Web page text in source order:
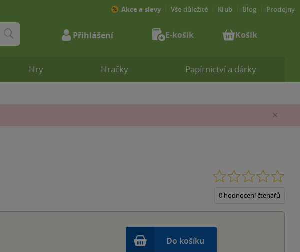
0 hodnocení čtenářů
Do košíku
Hry Hračky Papírnictví a dárky
Akce a slevy Vše důležité Klub Blog Prodejny
Přihlášení E-košík Košík